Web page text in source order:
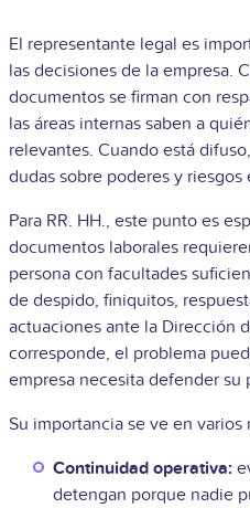
El representante legal es
las decisiones de la empresa.
documentos se firman con
las áreas internas saben a
relevantes. Cuando está
dudas sobre poderes y riesgos
Para RR. HH., este punto es
documentos laborales
persona con facultades
de despido, finiquitos,
actuaciones ante la Dirección
corresponde, el problema
empresa necesita defender su
Su importancia se ve en varios
Continuidad operativa:
detengan porque nadie